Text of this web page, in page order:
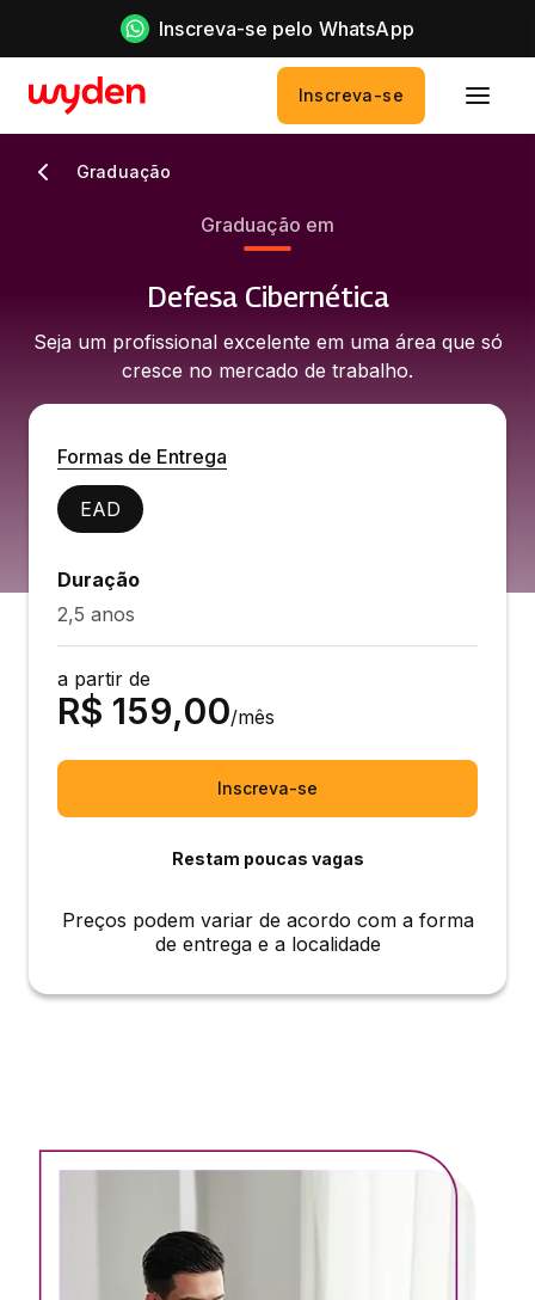
Inscreva-se pelo WhatsApp
Inscreva-se
Graduação
Graduação em
Defesa Cibernética
Seja um profissional excelente em uma área que só
cresce no mercado de trabalho.
Formas de Entrega
EAD
Duração
2,5 anos
a partir de
R$ 159,00/mês
Inscreva-se
Restam poucas vagas
Preços podem variar de acordo com a forma
de entrega e a localidade